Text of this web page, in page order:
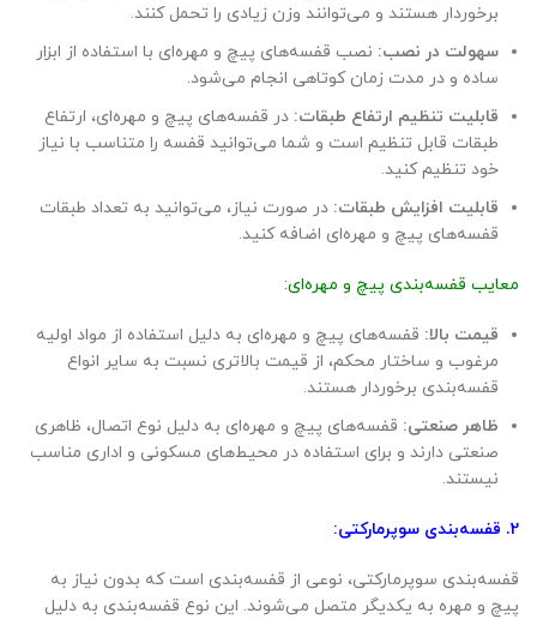
برخوردار هستند و می‌توانند وزن زیادی را تحمل کنند.
سهولت در نصب: نصب قفسه‌های پیچ و مهره‌ای با استفاده از ابزار
ساده و در مدت زمان کوتاهی انجام می‌شود.
قابلیت تنظیم ارتفاع طبقات: در قفسه‌های پیچ و مهره‌ای، ارتفاع
طبقات قابل تنظیم است و شما می‌توانید قفسه را متناسب با نیاز
خود تنظیم کنید.
قابلیت افزایش طبقات: در صورت نیاز، می‌توانید به تعداد طبقات
قفسه‌های پیچ و مهره‌ای اضافه کنید.
معایب قفسه‌بندی پیچ و مهره‌ای:
قیمت بالا: قفسه‌های پیچ و مهره‌ای به دلیل استفاده از مواد اولیه
مرغوب و ساختار محکم، از قیمت بالاتری نسبت به سایر انواع
قفسه‌بندی برخوردار هستند.
ظاهر صنعتی: قفسه‌های پیچ و مهره‌ای به دلیل نوع اتصال، ظاهری
صنعتی دارند و برای استفاده در محیط‌های مسکونی و اداری مناسب
نیستند.
2. قفسه‌بندی سوپرمارکتی:
قفسه‌بندی سوپرمارکتی، نوعی از قفسه‌بندی است که بدون نیاز به
پیچ و مهره به یکدیگر متصل می‌شوند. این نوع قفسه‌بندی به دلیل